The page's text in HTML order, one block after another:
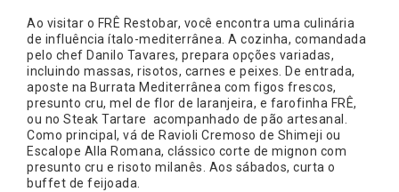
Ao visitar o FRÊ Restobar, você encontra uma culinária
de influência ítalo-mediterrânea. A cozinha, comandada
pelo chef Danilo Tavares, prepara opções variadas,
incluindo massas, risotos, carnes e peixes. De entrada,
aposte na Burrata Mediterrânea com figos frescos,
presunto cru, mel de flor de laranjeira, e farofinha FRÊ,
ou no Steak Tartare acompanhado de pão artesanal.
Como principal, vá de Ravioli Cremoso de Shimeji ou
Escalope Alla Romana, clássico corte de mignon com
presunto cru e risoto milanês. Aos sábados, curta o
buffet de feijoada.